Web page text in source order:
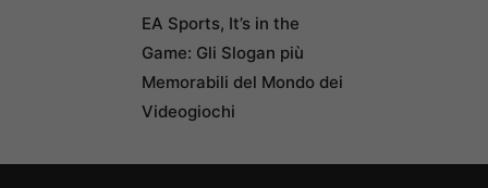
EA Sports, It’s in the
Game: Gli Slogan più
Memorabili del Mondo dei
Videogiochi